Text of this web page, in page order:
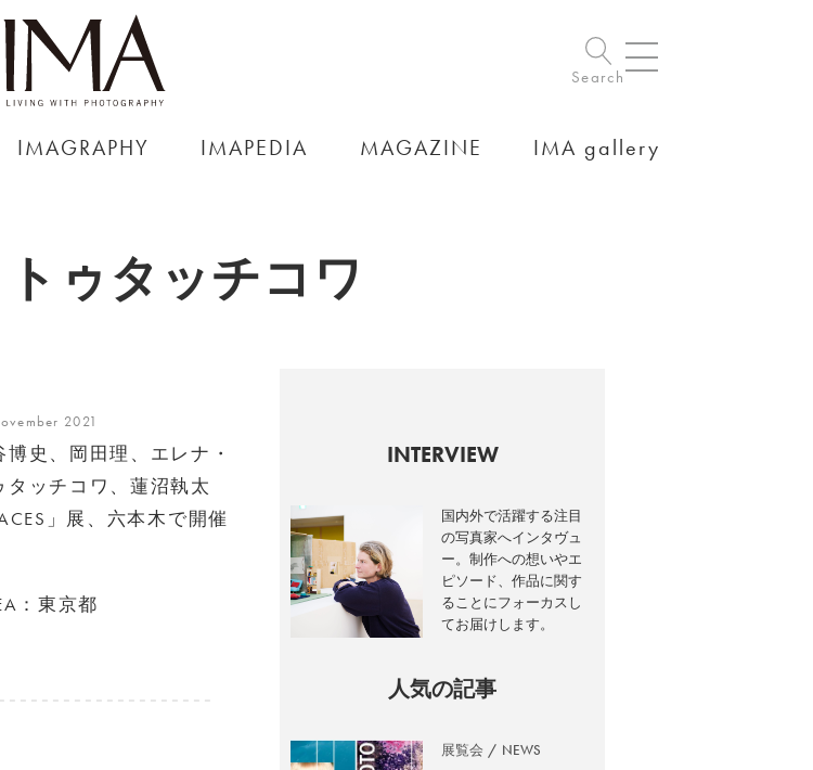
Search
IMAGRAPHY IMAPEDIA MAGAZINE IMA gallery
ゥタッチコワ
2021
博史、岡田理、エレナ・
タッチコワ、蓮沼執太
」展、六本木で開催
：東京都
INTERVIEW
国内外で活躍する注目
の写真家へインタヴュ
ー。制作への想いやエ
ピソード、作品に関す
ることにフォーカスし
てお届けします。
人気の記事
展覧会 NEWS